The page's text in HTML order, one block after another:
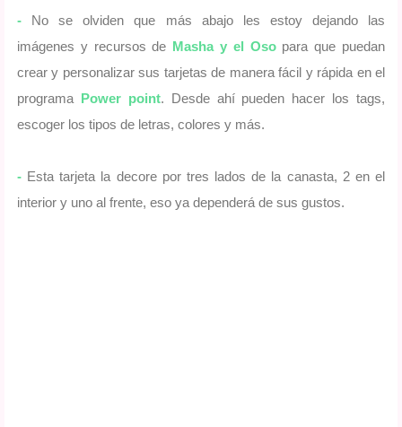
- No se olviden que más abajo les estoy dejando las
imágenes y recursos de Masha y el Osopara que puedan
crear y personalizar sus tarjetas de manera fácil y rápida en el
programa Power point. Desde ahí pueden hacer los tags,
escoger los tipos de letras, colores y más.
- Esta tarjeta la decore por tres lados de la canasta, 2 en el
interior y uno al frente, eso ya dependerá de sus gustos.